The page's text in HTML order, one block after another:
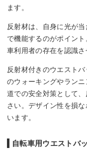
ます。
反射材は、自身に光が
で機能するのがポイン
車利用者の存在を認識さ
反射材付きのウエスト
のウォーキングやラン
道での安全対策として
さい。デザイン性を損
います。
自転車用ウエストバ